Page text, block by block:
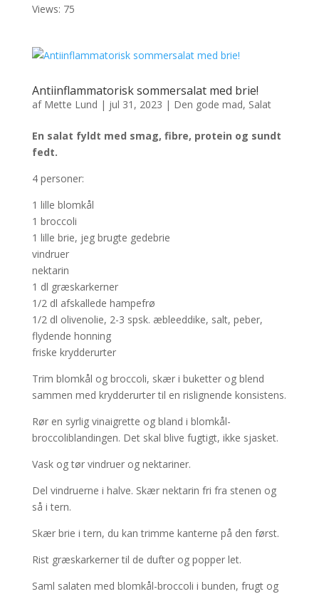
Views: 75
Antiinflammatorisk sommersalat med brie!
af Mette Lund | jul 31, 2023 | Den gode mad, Salat
En salat fyldt med smag, fibre, protein og sundt
fedt.
4 personer:
1 lille blomkål
1 broccoli
1 lille brie, jeg brugte gedebrie
vindruer
nektarin
1 dl græskarkerner
1/2 dl afskallede hampefrø
1/2 dl olivenolie, 2-3 spsk. æbleeddike, salt, peber,
flydende honning
friske krydderurter
Trim blomkål og broccoli, skær i buketter og blend
sammen med krydderurter til en rislignende konsistens.
Rør en syrlig vinaigrette og bland i blomkål-
broccoliblandingen. Det skal blive fugtigt, ikke sjasket.
Vask og tør vindruer og nektariner.
Del vindruerne i halve. Skær nektarin fri fra stenen og
så i tern.
Skær brie i tern, du kan trimme kanterne på den først.
Rist græskarkerner til de dufter og popper let.
Saml salaten med blomkål-broccoli i bunden, frugt og